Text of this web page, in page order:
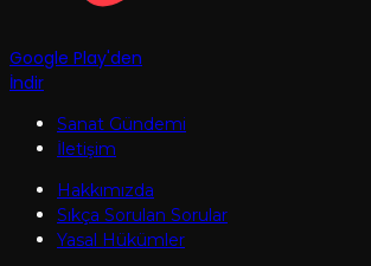
Google Play'den
İndir
Sanat Gündemi
İletişim
Hakkımızda
Sıkça Sorulan Sorular
Yasal Hükümler